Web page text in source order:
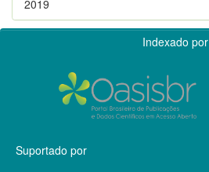
2019
Indexado por
Suportado por